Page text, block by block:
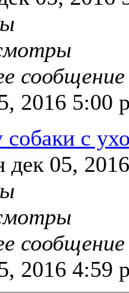
2016 5:00
с
дек 05,
2016 4:59